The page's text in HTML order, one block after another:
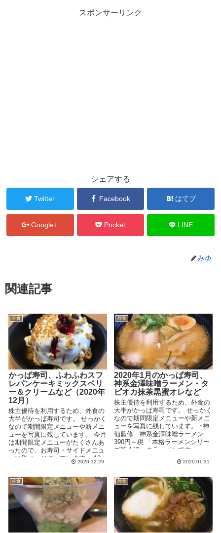
スポンサーリンク
シェアする
Twitter Facebook はてブ
Google+ Pocket LINE
みゆ
関連記事
外食
かっぱ寿司、ふわふわスフ
レパンケーキミックスベリ
ー＆クリームなど（2020年
12月）
株主優待を利用するため、外食の
大半がかっぱ寿司です。 せっかく
なので期間限定メニューや新メニ
ューを写真に残しています。 今月
は期間限定メニューがたくさんあ
ったので、お寿司・サイドメニュ
ーは別ページにしています。 12
2020.12.29
外食
2020年1月のかっぱ寿司、
神系金澤味噌ラーメン・タ
ピオカ抹茶黒蜜オレなど
株主優待を利用するため、外食の
大半がかっぱ寿司です。 せっかく
なので期間限定メニューや新メニ
ューを写真に残しています。 ↑神
仙監修 神系金澤味噌ラーメン
390円＋税 「本格ラーメンシリー
ズ第八弾」のラーメンです。 ...
2020.01.31
外食 外食